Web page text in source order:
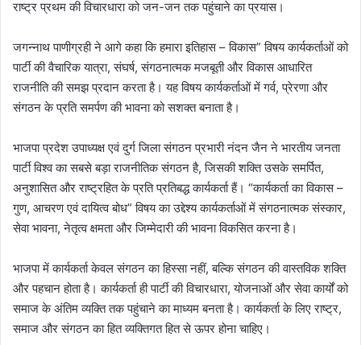
राष्ट्र प्रथम की विचारधारा को जन-जन तक पहुंचाने का प्रयास।
जगन्नाथ पाणीग्रही ने आगे कहा कि हमारा इतिहास – विकास” विषय कार्यकर्ताओं को
पार्टी की वैचारिक यात्रा, संघर्ष, संगठनात्मक मजबूती और विकास आधारित
राजनीति की समझ प्रदान करता है। यह विषय कार्यकर्ताओं में गर्व, प्रेरणा और
संगठन के प्रति समर्पण की भावना को सशक्त बनाता है।
भाजपा प्रदेश उपाध्यक्ष एवं दुर्ग जिला संगठन प्रभारी नंदन जैन ने भारतीय जनता
पार्टी विश्व का सबसे बड़ा राजनीतिक संगठन है, जिसकी शक्ति उसके समर्पित,
अनुशासित और राष्ट्रहित के प्रति प्रतिबद्ध कार्यकर्ता हैं। “कार्यकर्ता का विकास –
गुण, आचरण एवं दायित्व बोध” विषय का उद्देश्य कार्यकर्ताओं में संगठनात्मक संस्कार,
सेवा भावना, नेतृत्व क्षमता और जिम्मेदारी की भावना विकसित करना है।
भाजपा में कार्यकर्ता केवल संगठन का हिस्सा नहीं, बल्कि संगठन की वास्तविक शक्ति
और पहचान होता है। कार्यकर्ता ही पार्टी की विचारधारा, योजनाओं और सेवा कार्यों को
समाज के अंतिम व्यक्ति तक पहुंचाने का माध्यम बनता है। कार्यकर्ता के लिए राष्ट्र,
समाज और संगठन का हित व्यक्तिगत हित से ऊपर होना चाहिए।